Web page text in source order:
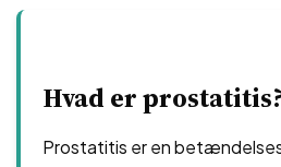
Hvad er
Prostatitis er en